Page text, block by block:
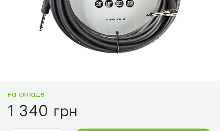
на складе
1 340 грн